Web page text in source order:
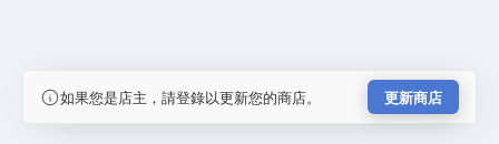
如果您是店主，請登錄以更新您的商店。 更新商店